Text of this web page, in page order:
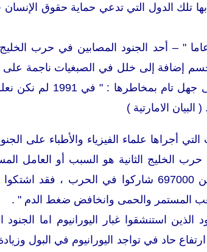
تلك الدول التي تدعي حماية حقوق
جيم مور" 36 عاما " – أحد الجنود المصابين
إضافة إلى خلل في الصبغيات ناجمة على
المواد والذي
الامارتية )
أجراها علماء الفيزياء والأطباء على
اميركي او أوروبي من 697000 شاركوا
المستمر والحمى وانخافض ضغط الدم " .
الذين استنشقوا غبار اليورانيوم اما
حاد في تواجد اليورانيوم في البول